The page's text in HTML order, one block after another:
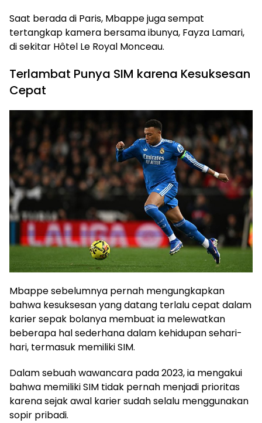
Saat berada di Paris, Mbappe juga sempat
tertangkap kamera bersama ibunya, Fayza Lamari,
di sekitar Hôtel Le Royal Monceau.
Terlambat Punya SIM karena Kesuksesan
Cepat
Mbappe sebelumnya pernah mengungkapkan
bahwa kesuksesan yang datang terlalu cepat dalam
karier sepak bolanya membuat ia melewatkan
beberapa hal sederhana dalam kehidupan sehari-
hari, termasuk memiliki SIM.
Dalam sebuah wawancara pada 2023, ia mengakui
bahwa memiliki SIM tidak pernah menjadi prioritas
karena sejak awal karier sudah selalu menggunakan
sopir pribadi.